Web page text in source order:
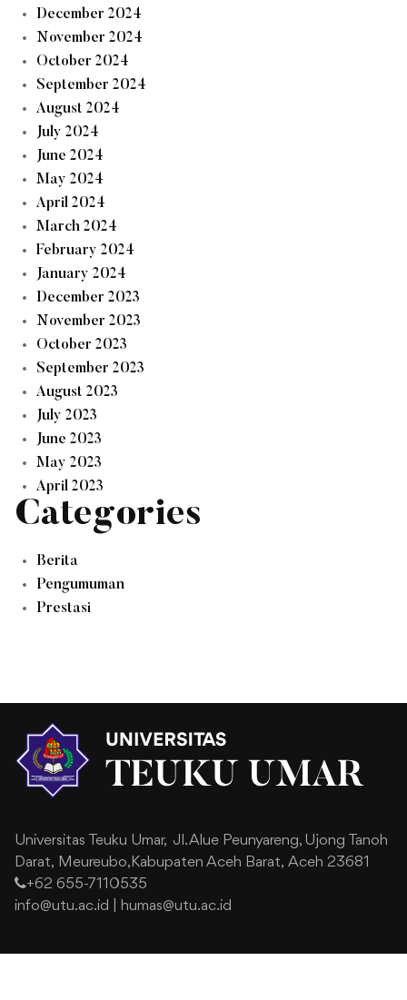
December 2024
November 2024
October 2024
September 2024
August 2024
July 2024
June 2024
May 2024
April 2024
March 2024
February 2024
January 2024
December 2023
November 2023
October 2023
September 2023
August 2023
July 2023
June 2023
May 2023
April 2023
Categories
Berita
Pengumuman
Prestasi
Universitas Teuku Umar, Jl. Alue Peunyareng, Ujong Tanoh
Darat, Meureubo,Kabupaten Aceh Barat, Aceh 23681
+62 655-7110535
info@utu.ac.id
humas@utu.ac.id